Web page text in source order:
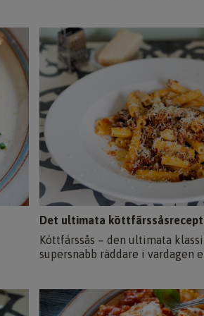
Det ultimata
Köttfärssås – den ultimata
supersnabb räddare i vardagen